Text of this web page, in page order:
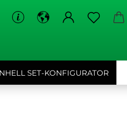
SET-KONFIGURATOR